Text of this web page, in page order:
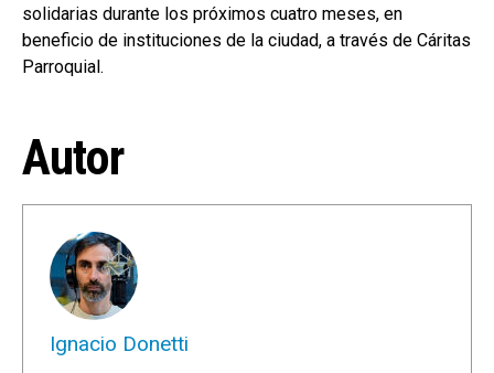
solidarias durante los próximos cuatro meses, en
beneficio de instituciones de la ciudad, a través de Cáritas
Parroquial.
Autor
Ignacio Donetti